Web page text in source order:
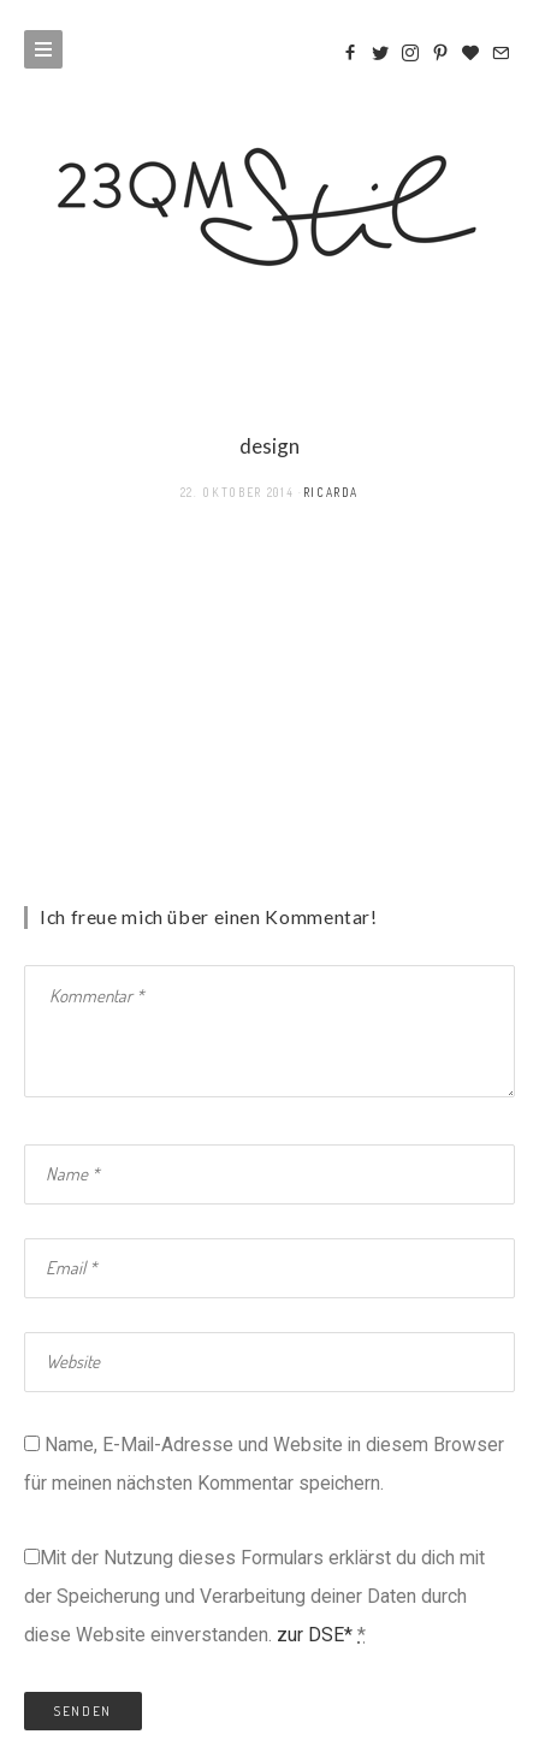
design
22. OKTOBER 2014 RICARDA
Ich freue mich über einen Kommentar!
Name, E-Mail-Adresse und Website in diesem Browser
für meinen nächsten Kommentar speichern.
Mit der Nutzung dieses Formulars erklärst du dich mit
der Speicherung und Verarbeitung deiner Daten durch
diese Website einverstanden. zur DSE* *